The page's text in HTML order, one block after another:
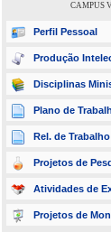
CAMPUS
Perfil Pessoal
Produção
Disciplinas
Plano de
Rel. de
Projetos de
Atividades de
Projetos de